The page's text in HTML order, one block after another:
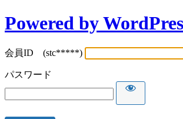
Powered by
会員ID (stc*****)
パスワード